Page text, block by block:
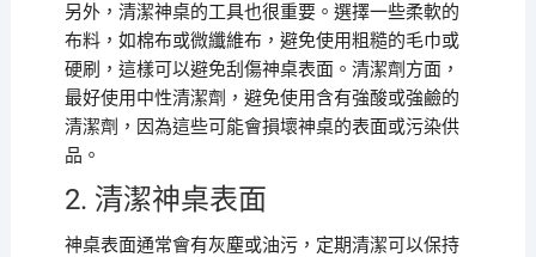
另外，清潔神桌的工具也很重要。選擇一些柔軟的
布料，如棉布或微纖維布，避免使用粗糙的毛巾或
硬刷，這樣可以避免刮傷神桌表面。清潔劑方面，
最好使用中性清潔劑，避免使用含有強酸或強鹼的
清潔劑，因為這些可能會損壞神桌的表面或污染供
品。
2. 清潔神桌表面
神桌表面通常會有灰塵或油污，定期清潔可以保持